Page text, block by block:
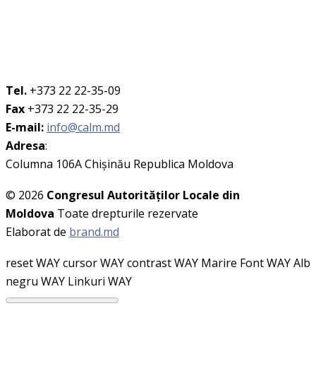
Tel. +373 22 22-35-09
Fax +373 22 22-35-29
E-mail: info@calm.md
Adresa:
Columna 106A Chişinău Republica Moldova
© 2026 Congresul Autorităţilor Locale din
Moldova Toate drepturile rezervate
Elaborat de brand.md
reset WAYcursor WAYcontrast WAY Marire Font WAYAlb
negru WAY Linkuri WAY